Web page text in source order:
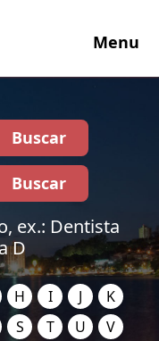
Menu
ex.: Dentista
D
H I J
K
S T U
V